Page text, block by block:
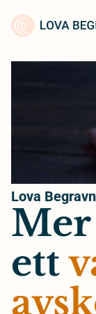
content
Lova
ett